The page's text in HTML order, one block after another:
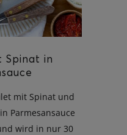
Spinat in
mit Spinat und
Parmesansauce
wird in nur 30